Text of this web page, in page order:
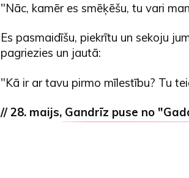
"Nāc, kamēr es smēķēšu, tu vari
Es pasmaidīšu, piekrītu un sekoju
pagriezies un jautā:
"Kā ir ar tavu pirmo mīlestību? Tu
// 28. maijs, Gandrīz puse no